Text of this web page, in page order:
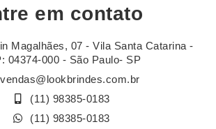
em contato
Magalhães, 07 - Vila Santa Catarina -
04374-000 - São Paulo- SP
vendas@lookbrindes.com.br
(11) 98385-0183
(11) 98385-0183